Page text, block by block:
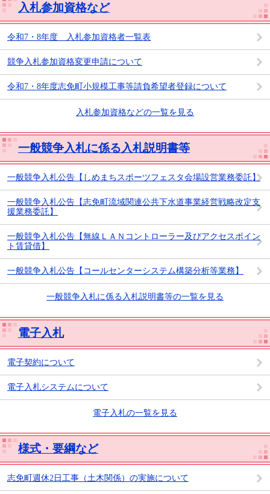
入札参加資格など
令和7・8年度 入札参加資格者一覧表
競争入札参加資格変更申請について
令和7・8年度志免町小規模工事等請負希望者登録について
入札参加資格などの一覧を見る
一般競争入札に係る入札説明書等
一般競争入札公告【しめまちスポーツフェスタ会場設営業務委託】
一般競争入札公告【志免町流域関連公共下水道事業経営戦略改定支
援業務委託】
一般競争入札公告【無線ＬＡＮコントローラー及びアクセスポイン
ト賃貸借】
一般競争入札公告【コールセンターシステム構築分析等業務】
一般競争入札に係る入札説明書等の一覧を見る
電子入札
電子契約について
電子入札システムについて
電子入札の一覧を見る
様式・要綱など
志免町週休2日工事（土木関係）の実施について